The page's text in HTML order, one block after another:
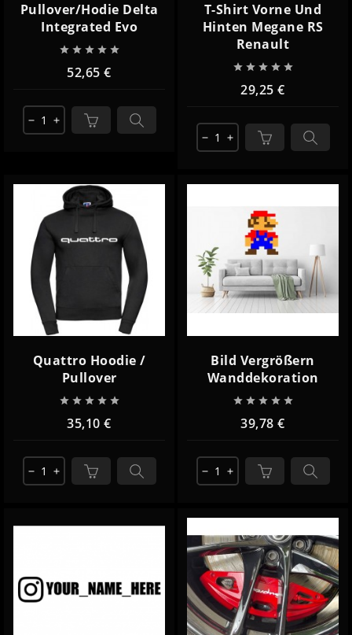
Pullover/Hodie Delta
Integrated Evo
    
52,65 €
remove add
T-Shirt Vorne Und
Hinten Megane RS
Renault
    
29,25 €
remove add
Quattro Hoodie /
Pullover
    
35,10 €
remove add
Bild Vergrößern
Wanddekoration
    
39,78 €
remove add